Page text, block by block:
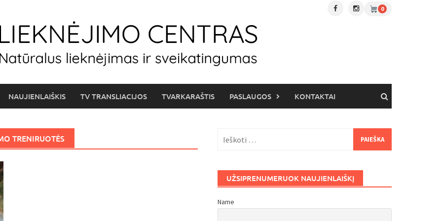
0
NAUJIENLAIŠKIS TV TRANSLIACIJOS TVARKARAŠTIS PASLAUGOS KONTAKTAI
TRENIRUOTĖS
UŽSIPRENUMERUOK NAUJIENLAIŠKĮ
Name